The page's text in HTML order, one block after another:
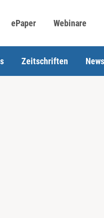
ePaper Webinare
Zeitschriften